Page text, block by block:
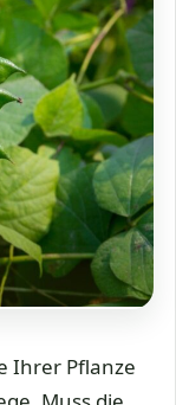
Ihrer Pflanze